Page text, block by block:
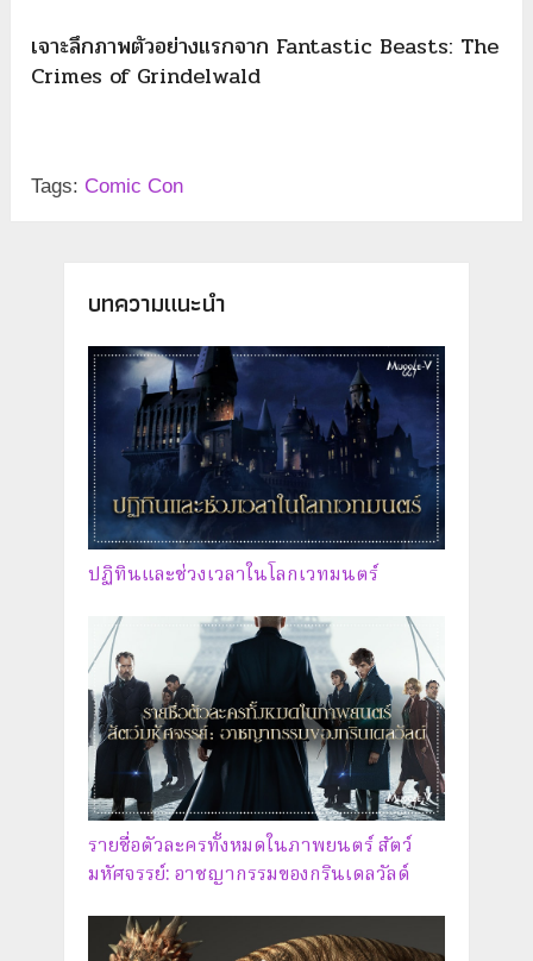
เจาะลึกภาพตัวอย่างแรกจาก Fantastic Beasts: The
Crimes of Grindelwald
Tags: Comic Con
บทความแนะนำ
ปฏิทินและช่วงเวลาในโลกเวทมนตร์
รายชื่อตัวละครทั้งหมดในภาพยนตร์ สัตว์
มหัศจรรย์: อาชญากรรมของกรินเดลวัลด์